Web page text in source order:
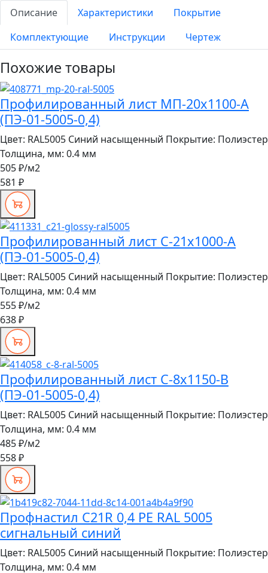
Описание
Характеристики
Покрытие
Комплектующие
Инструкции Чертеж
Похожие товары
Профилированный лист МП-20x1100-A
(ПЭ-01-5005-0,4)
Цвет: RAL5005 Синий насыщенный Покрытие: Полиэстер
Толщина, мм: 0.4 мм
505 ₽/м2
581 ₽
Профилированный лист С-21x1000-A
(ПЭ-01-5005-0,4)
Цвет: RAL5005 Синий насыщенный Покрытие: Полиэстер
Толщина, мм: 0.4 мм
555 ₽/м2
638 ₽
Профилированный лист С-8x1150-B
(ПЭ-01-5005-0,4)
Цвет: RAL5005 Синий насыщенный Покрытие: Полиэстер
Толщина, мм: 0.4 мм
485 ₽/м2
558 ₽
Профнастил C21R 0,4 PE RAL 5005
сигнальный синий
Цвет: RAL5005 Синий насыщенный Покрытие: Полиэстер
Толщина, мм: 0.4 мм